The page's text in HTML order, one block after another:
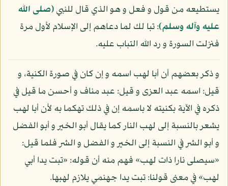
يستطيعه من قول و فعل و هو الذي قال للنبي(صلى الله
عليه وآله وسلم): تبا لك لما دعاهم إلى الإسلام لأول مرة
فنزلت السورة و رد الله التباب عليه.
و ذكر بعضهم أن أبا لهب اسمه و إن كان في صورة الكنية، و
قيل: اسمه عبد العزى و قيل: عبد مناف و أحسن ما قيل في
ذكره في الآية بكنيته لا باسمه إن في ذلك تهكما به لأن أبا لهب
يشعر بالنسبة إلى لهب النار كما يقال أبو الخير و أبو الفضل
و أبو الشر في النسبة إلى الخير و الفضل و الشر فلما قيل:
«سيصلى نارا ذات لهب» فهم منه أن قوله: «تبت يدا أبي
لهب» في معنى قولنا: تبت يدا جهنمي يلازم لهبها.